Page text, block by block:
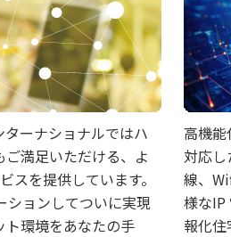
ーナショナルではハ
満足いただける、よ
スを提供しています。
ョンしてついに実現
ト環境をあなたの手
高機能
対応し
線、
様なIP
報化